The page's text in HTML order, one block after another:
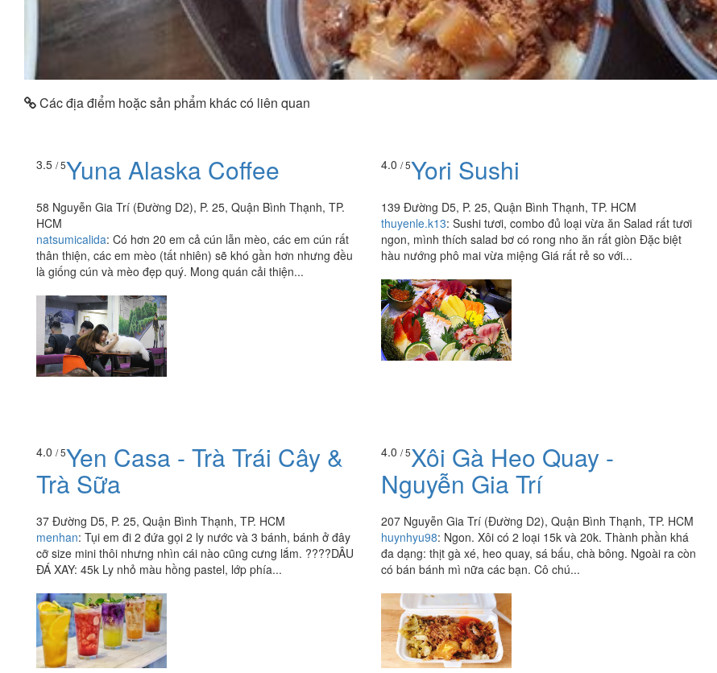
Các địa điểm hoặc sản phẩm khác có liên quan
3.5 / 5Yuna Alaska Coffee
58 Nguyễn Gia Trí (Đường D2), P. 25, Quận Bình Thạnh, TP.
HCM
natsumicalida: Có hơn 20 em cả cún lẫn mèo, các em cún rất
thân thiện, các em mèo (tất nhiên) sẽ khó gần hơn nhưng đều
là giống cún và mèo đẹp quý. Mong quán cải thiện...
4.0 / 5Yori Sushi
139 Đường D5, P. 25, Quận Bình Thạnh, TP. HCM
thuyenle.k13: Sushi tươi, combo đủ loại vừa ăn Salad rất tươi
ngon, mình thích salad bơ có rong nho ăn rất giòn Đặc biệt
hàu nướng phô mai vừa miệng Giá rất rẻ so với...
4.0 / 5Yen Casa - Trà Trái Cây &
Trà Sữa
37 Đường D5, P. 25, Quận Bình Thạnh, TP. HCM
menhan: Tụi em đi 2 đứa gọi 2 ly nước và 3 bánh, bánh ở đây
cỡ size mini thôi nhưng nhìn cái nào cũng cưng lắm. ????DÂU
ĐÁ XAY: 45k Ly nhỏ màu hồng pastel, lớp phía...
4.0 / 5Xôi Gà Heo Quay -
Nguyễn Gia Trí
207 Nguyễn Gia Trí (Đường D2), Quận Bình Thạnh, TP. HCM
huynhyu98: Ngon. Xôi có 2 loại 15k và 20k. Thành phần khá
đa dạng: thịt gà xé, heo quay, sá bấu, chà bông. Ngoài ra còn
có bán bánh mì nữa các bạn. Cô chú...